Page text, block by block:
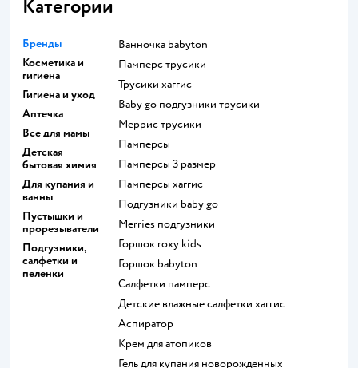
Категории
Бренды
Косметика и
гигиена
Гигиена и уход
Аптечка
Все для мамы
Детская
бытовая химия
Для купания и
ванны
Пустышки и
прорезыватели
Подгузники,
салфетки и
пеленки
ванночка babyton
памперс трусики
трусики хаггис
baby go подгузники трусики
меррис трусики
памперсы
памперсы 3 размер
памперсы хаггис
подгузники baby go
merries подгузники
горшок roxy kids
горшок babyton
салфетки памперс
детские влажные салфетки хаггис
аспиратор
крем для атопиков
гель для купания новорожденных